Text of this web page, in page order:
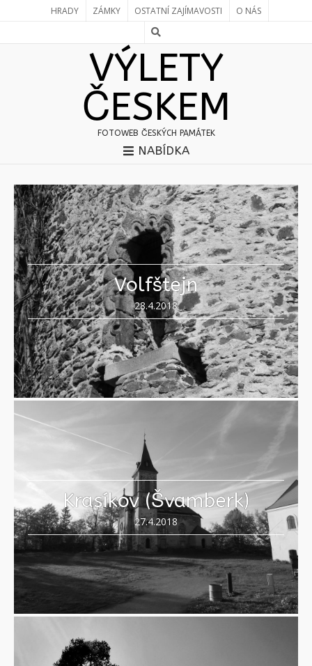
HRADY ZÁMKY OSTATNÍ ZAJÍMAVOSTI O NÁS
VÝLETY
ČESKEM
FOTOWEB ČESKÝCH PAMÁTEK
NABÍDKA
Stránky: « 1 2 3 4 5 6 7 8 9 »
Volfštejn
28.4.2018
Krasíkov (Švamberk)
27.4.2018
Stránky: « 1 2 3 4 5 6 7 8 9 »